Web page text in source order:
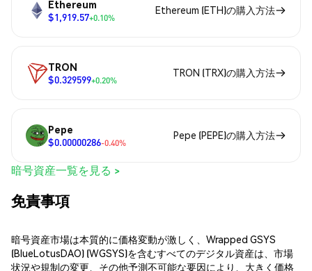
Ethereum
$1,919.57+0.10%
Ethereum (ETH)の購入方法
TRON
$0.329599+0.20%
TRON (TRX)の購入方法
Pepe
$0.00000286-0.40%
Pepe (PEPE)の購入方法
暗号資産一覧を見る >
免責事項
暗号資産市場は本質的に価格変動が激しく、Wrapped GSYS
(BlueLotusDAO) (WGSYS)を含むすべてのデジタル資産は、市場
状況や規制の変更、その他予測不可能な要因により、大きく価格